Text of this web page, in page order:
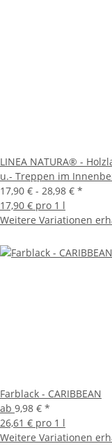
LINEA NATURA® -
u.- Treppen im
17,90 € - 28,98 € *
17,90 € pro 1 l
Weitere Variationen
Farblack - CARIBBEAN
ab 9,98 € *
26,61 € pro 1 l
Weitere Variationen